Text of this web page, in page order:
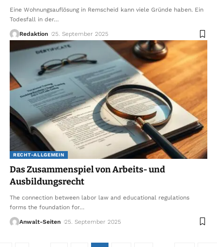
Eine Wohnungsauflösung in Remscheid kann viele Gründe haben. Ein
Todesfall in der…
Redaktion 25. September 2025
RECHT-ALLGEMEIN
Das Zusammenspiel von Arbeits- und
Ausbildungsrecht
The connection between labor law and educational regulations
forms the foundation for…
Anwalt-Seiten 25. September 2025